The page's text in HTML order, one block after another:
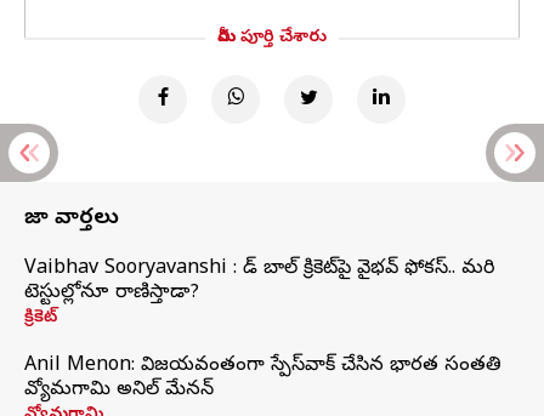
మీరు పూర్తి చేశారు
తాజా వార్తలు
Vaibhav Sooryavanshi : రెడ్ బాల్ క్రికెట్‌పై వైభవ్ ఫోకస్.. మరి
టెస్టుల్లోనూ రాణిస్తాడా?
క్రికెట్
Anil Menon: విజయవంతంగా స్పేస్‌వాక్‌ చేసిన భారత సంతతి
వ్యోమగామి అనిల్‌ మేనన్